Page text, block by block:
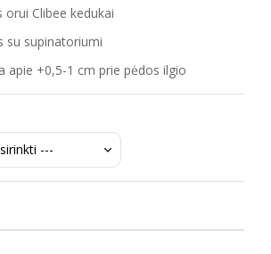
orui Clibee kedukai
su supinatoriumi
apie +0,5-1 cm prie pėdos ilgio